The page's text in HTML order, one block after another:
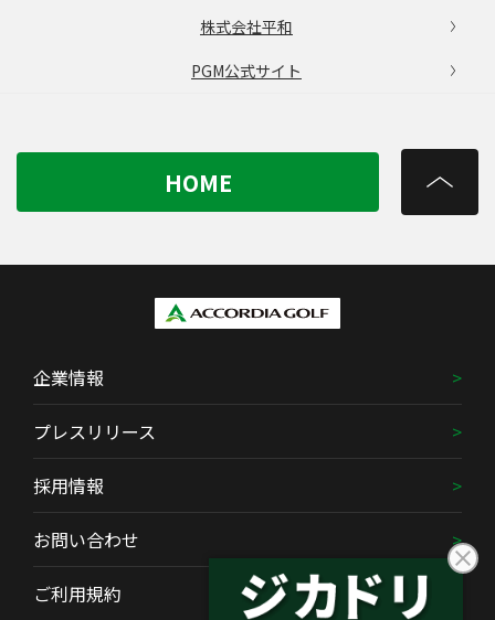
株式会社平和
PGM公式サイト
HOME
企業情報
プレスリリース
採用情報
お問い合わせ
ご利用規約